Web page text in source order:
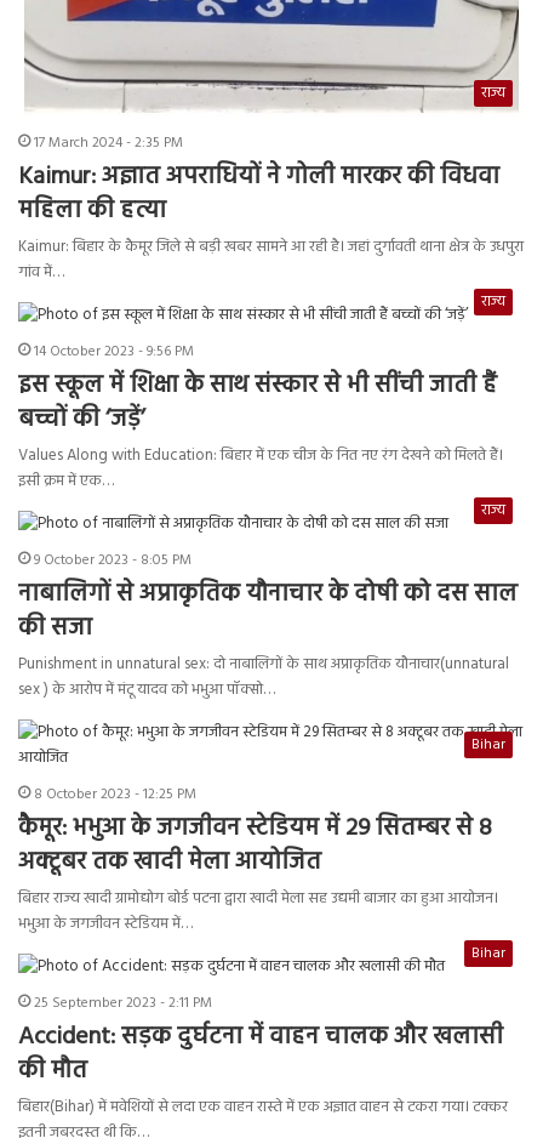
राज्य
17 March 2024 - 2:35 PM
Kaimur: अज्ञात अपराधियों ने गोली मारकर की विधवा
महिला की हत्या
Kaimur: बिहार के कैमूर जिले से बड़ी खबर सामने आ रही है। जहां दुर्गावती थाना क्षेत्र के उधपुरा
गांव में…
राज्य
14 October 2023 - 9:56 PM
इस स्कूल में शिक्षा के साथ संस्कार से भी सींची जाती हैं
बच्चों की ‘जड़ें’
Values Along with Education: बिहार में एक चीज के नित नए रंग देखने को मिलते हैं।
इसी क्रम में एक…
राज्य
9 October 2023 - 8:05 PM
नाबालिगों से अप्राकृतिक यौनाचार के दोषी को दस साल
की सजा
Punishment in unnatural sex: दो नाबालिगों के साथ अप्राकृतिक यौनाचार(unnatural
sex ) के आरोप में मंटू यादव को भभुआ पॉक्सो…
Bihar
8 October 2023 - 12:25 PM
कैमूर: भभुआ के जगजीवन स्टेडियम में 29 सितम्बर से 8
अक्टूबर तक खादी मेला आयोजित
बिहार राज्य खादी ग्रामोद्योग बोर्ड पटना द्वारा खादी मेला सह उद्यमी बाजार का हुआ आयोजन।
भभुआ के जगजीवन स्टेडियम में…
Bihar
25 September 2023 - 2:11 PM
Accident: सड़क दुर्घटना में वाहन चालक और खलासी
की मौत
बिहार(Bihar) में मवेशियों से लदा एक वाहन रास्ते में एक अज्ञात वाहन से टकरा गया। टक्कर
इतनी जबरदस्त थी कि…